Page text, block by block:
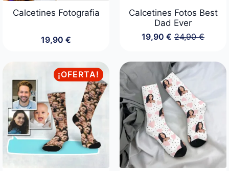
Calcetines Fotografia
19,90 €
Calcetines Fotos Best
Dad Ever
24,90€
El
original
era:
24,90 €.
19,90€ El
actual
es:
19,90 €.
¡OFERTA!